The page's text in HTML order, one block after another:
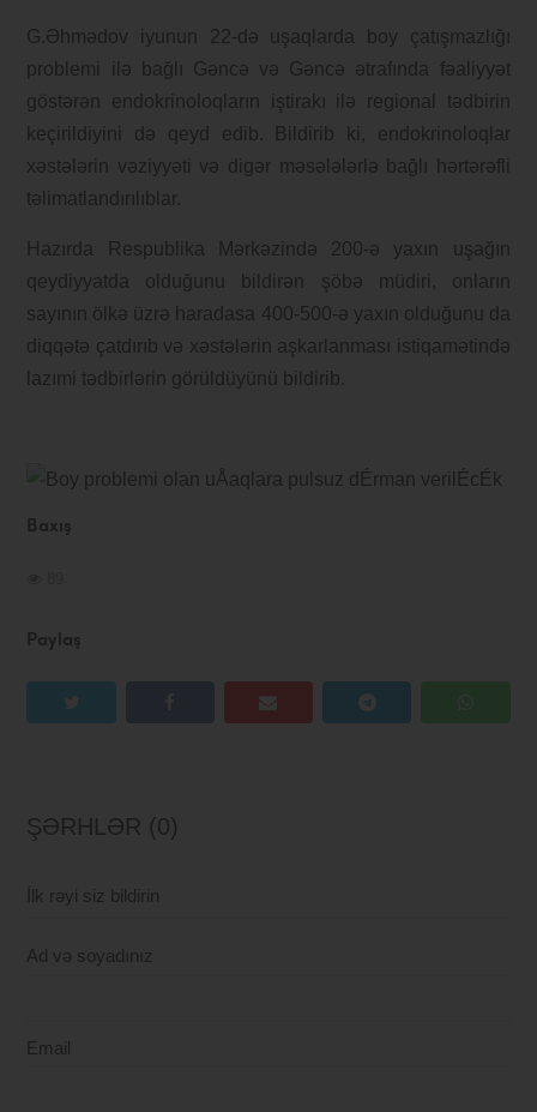
Baxış
Paylaş
G.Əhmədov iyunun 22-də uşaqlarda boy çatışmazlığı
problemi ilə bağlı Gəncə və Gəncə ətrafında fəaliyyət
göstərən endokrinoloqların iştirakı ilə regional tədbirin
keçirildiyini də qeyd edib. Bildirib ki, endokrinoloqlar
xəstələrin vəziyyəti və digər məsələlərlə bağlı hərtərəfli
təlimatlandırılıblar.
Hazırda Respublika Mərkəzində 200-ə yaxın uşağın
qeydiyyatda olduğunu bildirən şöbə müdiri, onların
sayının ölkə üzrə haradasa 400-500-ə yaxın olduğunu da
diqqətə çatdırıb və xəstələrin aşkarlanması istiqamətində
lazımi tədbirlərin görüldüyünü bildirib.
ŞƏRHLƏR (0)
İlk rəyi siz bildirin
Ad və soyadınız
Email